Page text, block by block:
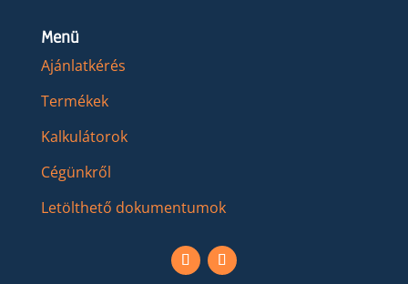
Menü
Ajánlatkérés
Termékek
Kalkulátorok
Cégünkről
Letölthető dokumentumok